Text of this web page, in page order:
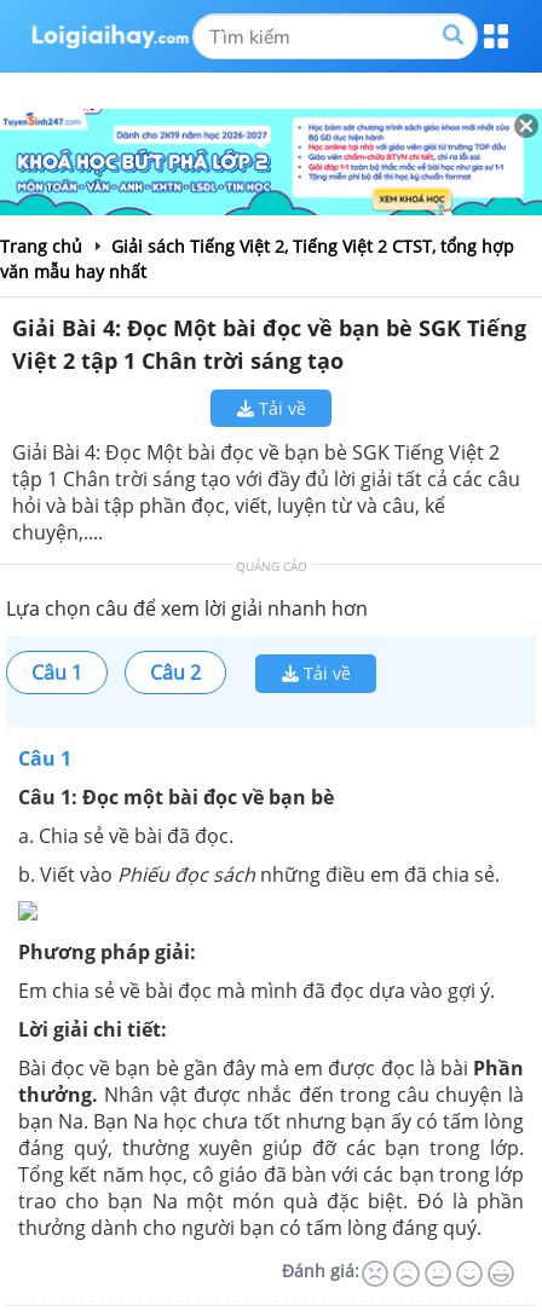
Trang chủ
Giải sách Tiếng Việt 2, Tiếng Việt 2 CTST, tổng hợp
văn mẫu hay nhất
Giải Bài 4: Đọc Một bài đọc về bạn bè SGK Tiếng
Việt 2 tập 1 Chân trời sáng tạo
Tải về
Giải Bài 4: Đọc Một bài đọc về bạn bè SGK Tiếng Việt 2
tập 1 Chân trời sáng tạo với đầy đủ lời giải tất cả các câu
hỏi và bài tập phần đọc, viết, luyện từ và câu, kể
chuyện,....
QUẢNG CÁO
Lựa chọn câu để xem lời giải nhanh hơn
Câu 1 Câu 2 Tải về
Câu 1
Câu 1: Đọc một bài đọc về bạn bè
a. Chia sẻ về bài đã đọc.
b. Viết vào Phiếu đọc sách những điều em đã chia sẻ.
Phương pháp giải:
Em chia sẻ về bài đọc mà mình đã đọc dựa vào gợi ý.
Lời giải chi tiết:
Bài đọc về bạn bè gần đây mà em được đọc là bài Phần
thưởng. Nhân vật được nhắc đến trong câu chuyện là
bạn Na. Bạn Na học chưa tốt nhưng bạn ấy có tấm lòng
đáng quý, thường xuyên giúp đỡ các bạn trong lớp.
Tổng kết năm học, cô giáo đã bàn với các bạn trong lớp
trao cho bạn Na một món quà đặc biệt. Đó là phần
thưởng dành cho người bạn có tấm lòng đáng quý.
Đánh giá: